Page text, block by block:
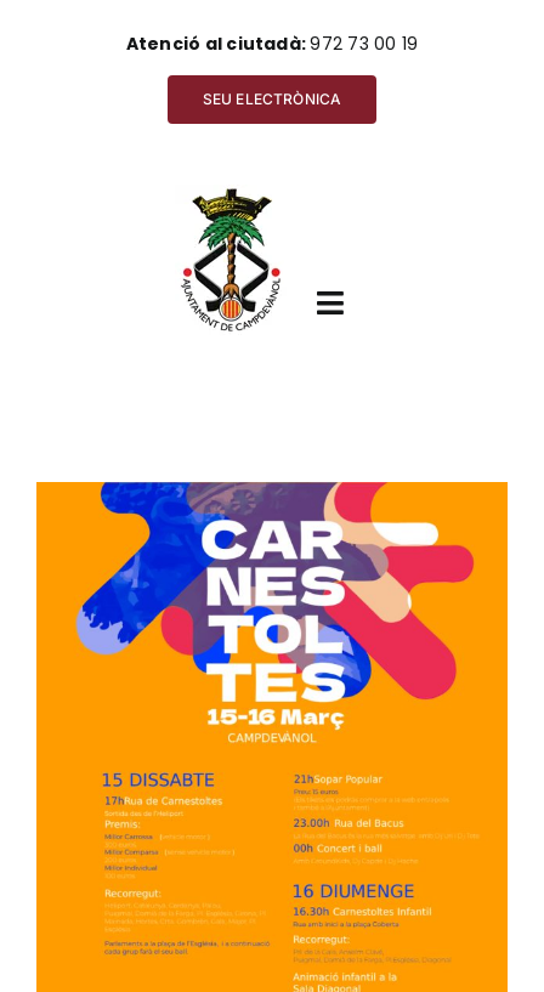
Atenció al ciutadà:972 73 00 19
SEU ELECTRÒNICA
Toggle
Ajuntament
Ciutadania
Municipi